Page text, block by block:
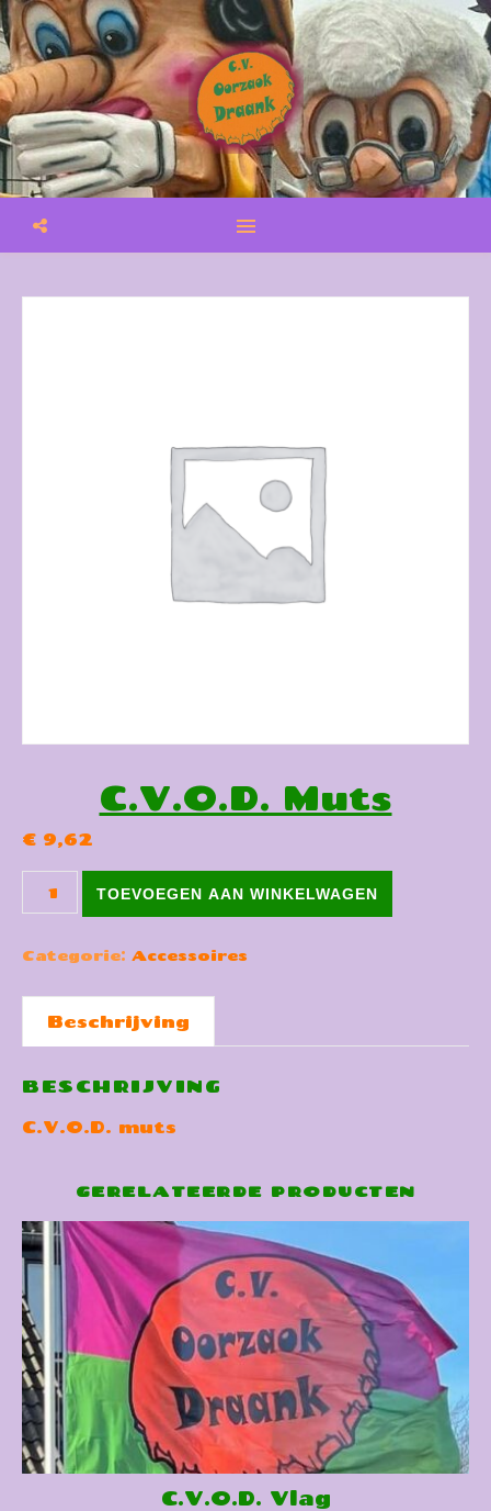
C.V.O.D. Muts
€ 9,62
C.V.O.D. Muts aantal
TOEVOEGEN AAN WINKELWAGEN
Categorie: Accessoires
Beschrijving
BESCHRIJVING
C.V.O.D. muts
GERELATEERDE PRODUCTEN
C.V.O.D. Vlag